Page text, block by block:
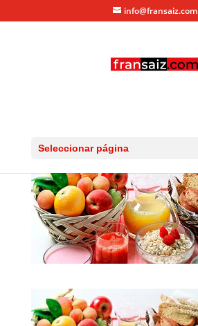
info@fransaiz.com
Seleccionar página